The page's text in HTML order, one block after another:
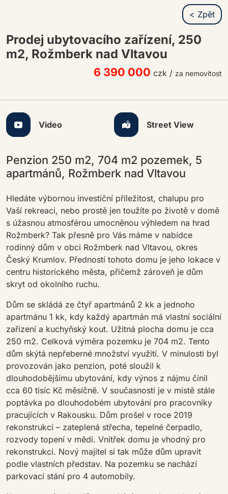
< Zpět
Prodej ubytovacího zařízení, 250
m2, Rožmberk nad Vltavou
6 390 000 czk / za nemovitost
Video Street View
Penzion 250 m2, 704 m2 pozemek, 5
apartmánů, Rožmberk nad Vltavou
Hledáte výbornou investiční příležitost, chalupu pro
Vaší rekreaci, nebo prostě jen toužíte po životě v domě
s úžasnou atmosférou umocněnou výhledem na hrad
Rožmberk? Tak přesně pro Vás máme v nabídce
rodinný dům v obci Rožmberk nad Vltavou, okres
Český Krumlov. Předností tohoto domu je jeho lokace v
centru historického města, přičemž zároveň je dům
skryt od okolního ruchu.
Dům se skládá ze čtyř apartmánů 2 kk a jednoho
apartmánu 1 kk, kdy každý apartmán má vlastní sociální
zařízení a kuchyňský kout. Užitná plocha domu je cca
250 m2. Celková výměra pozemku je 704 m2. Tento
dům skýtá nepřeberné množství využití. V minulosti byl
provozován jako penzion, poté sloužil k
dlouhodobějšímu ubytování, kdy výnos z nájmu činil
cca 60 tisíc Kč měsíčně. V současnosti je v místě stále
poptávka po dlouhodobém ubytování pro pracovníky
pracujících v Rakousku. Dům prošel v roce 2019
rekonstrukcí – zateplená střecha, tepelné čerpadlo,
rozvody topení v mědi. Vnitřek domu je vhodný pro
rekonstrukci. Nový majitel si tak může dům upravit
podle vlastních představ. Na pozemku se nachází
parkovací stání pro 4 automobily.